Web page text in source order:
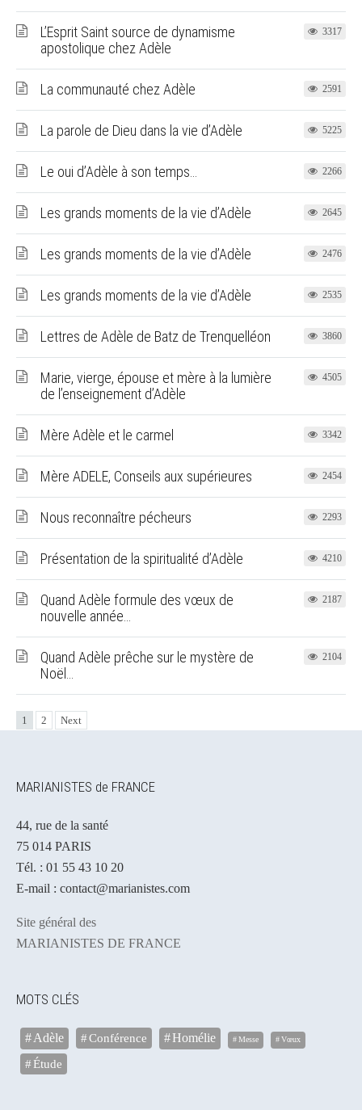
L’Esprit Saint source de dynamisme
apostolique chez Adèle
3317
La communauté chez Adèle 2591
La parole de Dieu dans la vie d’Adèle 5225
Le oui d’Adèle à son temps… 2266
Les grands moments de la vie d’Adèle 2645
Les grands moments de la vie d’Adèle 2476
Les grands moments de la vie d’Adèle 2535
Lettres de Adèle de Batz de Trenquelléon 3860
Marie, vierge, épouse et mère à la lumière
de l’enseignement d’Adèle
4505
Mère Adèle et le carmel 3342
Mère ADELE, Conseils aux supérieures 2454
Nous reconnaître pécheurs 2293
Présentation de la spiritualité d’Adèle 4210
Quand Adèle formule des vœux de
nouvelle année…
2187
Quand Adèle prêche sur le mystère de
Noël…
2104
1 2 Next
MARIANISTES de FRANCE
44, rue de la santé
75 014 PARIS
Tél. : 01 55 43 10 20
E-mail : contact@marianistes.com
Site général des
MARIANISTES DE FRANCE
MOTS CLÉS
Adèle Conférence Homélie Messe Vœux
Étude